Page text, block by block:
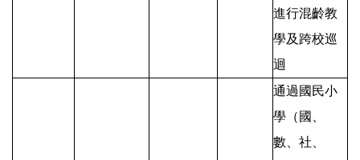
進行混齡教
學及跨校巡
迴
通過國民小
學（國、
數、社、